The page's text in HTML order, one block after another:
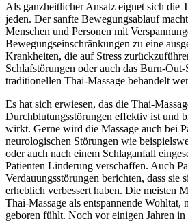
Als ganzheitlicher Ansatz eignet sich die
jeden. Der sanfte Bewegungsablauf
Menschen und Personen mit
Bewegungseinschränkungen zu eine
Krankheiten, die auf Stress
Schlafstörungen oder auch das Burn-
traditionellen Thai-Massage behandelt
Es hat sich erwiesen, das die Thai-
Durchblutungsstörungen effektiv ist und
wirkt. Gerne wird die Massage auch bei
neurologischen Störungen wie
oder auch nach einem Schlaganfall
Patienten Linderung verschaffen. Auch
Verdauungsstörungen berichten, dass sie
erheblich verbessert haben. Die meisten
Thai-Massage als entspannende Wohltat,
geboren fühlt. Noch vor einigen Jahren in